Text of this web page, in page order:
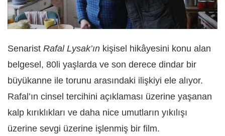
Senarist Rafal Lysak’ın kişisel hikâyesini konu alan
belgesel, 80li yaşlarda ve son derece dindar bir
büyükanne ile torunu arasındaki ilişkiyi ele alıyor.
Rafal’ın cinsel tercihini açıklaması üzerine yaşanan
kalp kırıklıkları ve daha nice umutların yıkılışı
üzerine sevgi üzerine işlenmiş bir film.